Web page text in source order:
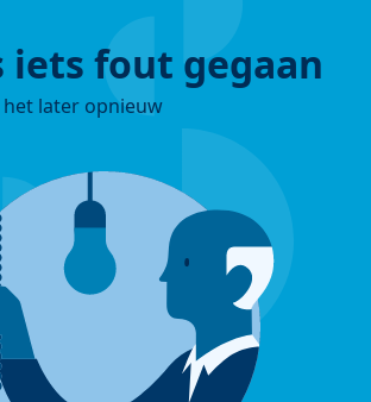
iets fout gegaan
later opnieuw